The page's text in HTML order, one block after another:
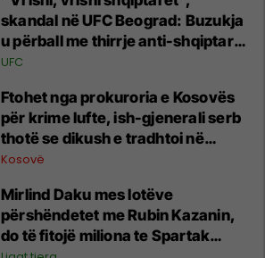
skandal në UFC Beograd: Buzukja
u përball me thirrje anti-shqiptare
nga tribunat
UFC
Ftohet nga prokuroria e Kosovës
për krime lufte, ish-gjenerali serb
thotë se dikush e tradhtoi në
Beograd
Kosovë
Mirlind Daku mes lotëve
përshëndetet me Rubin Kazanin,
do të fitojë miliona te Spartak